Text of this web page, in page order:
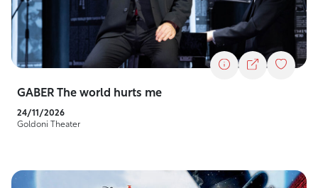
GABER The world hurts me
24/11/2026
Goldoni Theater